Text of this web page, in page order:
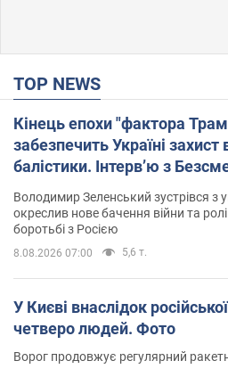
TOP NEWS
Кінець епохи "фактора
забезпечить Україні захист
балістики. Інтерв’ю з
Володимир Зеленський зустрівся з
окреслив нове бачення війни та
боротьбі з Росією
8.08.2026 07:00 5,6 т.
У Києві внаслідок
четверо людей. Фото
Ворог продовжує регулярний